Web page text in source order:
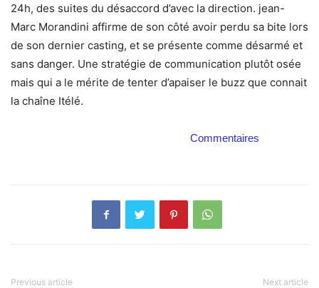
24h, des suites du désaccord d’avec la direction. jean-
Marc Morandini affirme de son côté avoir perdu sa bite lors
de son dernier casting, et se présente comme désarmé et
sans danger. Une stratégie de communication plutôt osée
mais qui a le mérite de tenter d’apaiser le buzz que connait
la chaîne Itélé.
Commentaires
Previous article Next article